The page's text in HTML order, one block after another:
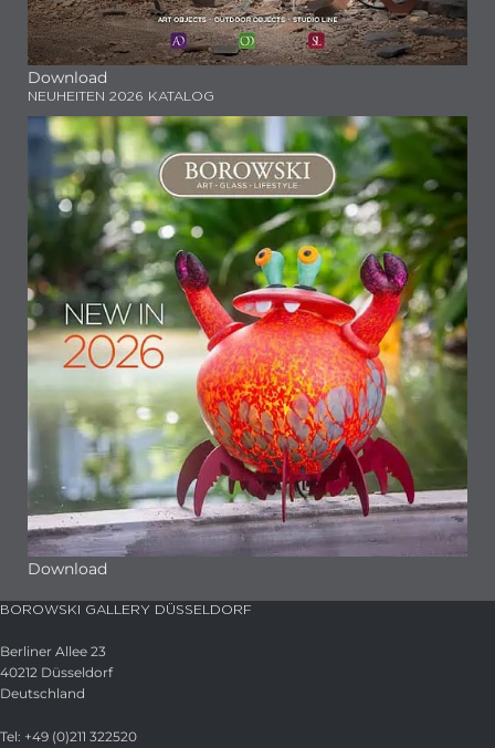
Download
NEUHEITEN 2026 KATALOG
Download
BOROWSKI GALLERY DÜSSELDORF
Berliner Allee 23
40212 Düsseldorf
Deutschland
Tel: +49 (0)211 322520